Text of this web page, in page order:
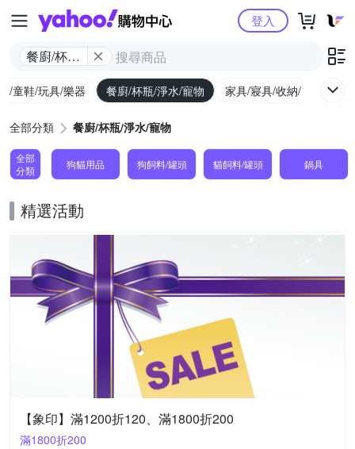
Yahoo購物中心
餐廚/杯瓶/
登入
/童鞋/玩具/樂器 餐廚/杯瓶/淨水/寵物 家具/寢具/收納/修繕
全部分類 餐廚/杯瓶/淨水/寵物
全部
分類
狗貓用品 狗飼料/罐頭 貓飼料/罐頭 鍋具
精選活動
【象印】滿1200折120、滿1800折200
滿1800折200